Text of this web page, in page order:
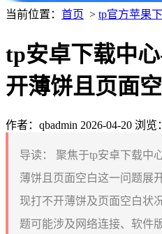
当前位置： 首页 > tp官方苹果
tp安卓下载中
开薄饼且页面
作者：qbadmin 2026-04-20 浏览
导读：
聚焦于tp安卓下载中
薄饼且页面空白这一问题展
现打不开薄饼及页面空白状
题可能涉及网络连接、软件